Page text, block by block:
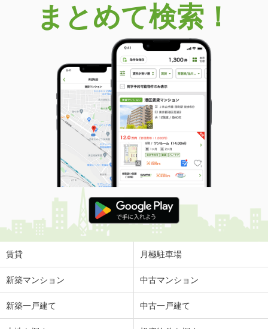
まとめて検索！
賃貸 月極駐車場
新築マンション 中古マンション
新築一戸建て 中古一戸建て